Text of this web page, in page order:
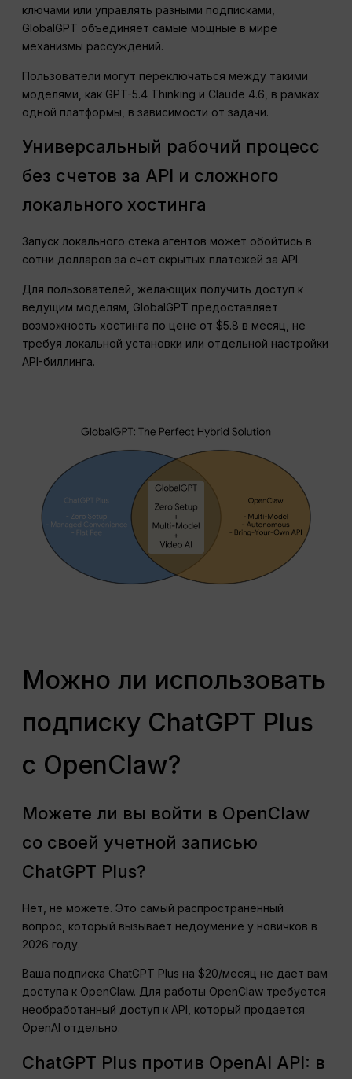
ключами или управлять разными подписками,
GlobalGPT объединяет самые мощные в мире
механизмы рассуждений.
Пользователи могут переключаться между такими
моделями, как GPT-5.4 Thinking и Claude 4.6, в рамках
одной платформы, в зависимости от задачи.
Универсальный рабочий процесс
без счетов за API и сложного
локального хостинга
Запуск локального стека агентов может обойтись в
сотни долларов за счет скрытых платежей за API.
Для пользователей, желающих получить доступ к
ведущим моделям, GlobalGPT предоставляет
возможность хостинга по цене от $5.8 в месяц, не
требуя локальной установки или отдельной настройки
API-биллинга.
Можно ли использовать
подписку ChatGPT Plus
с OpenClaw?
Можете ли вы войти в OpenClaw
со своей учетной записью
ChatGPT Plus?
Нет, не можете. Это самый распространенный
вопрос, который вызывает недоумение у новичков в
2026 году.
Ваша подписка ChatGPT Plus на $20/месяц не дает вам
доступа к OpenClaw. Для работы OpenClaw требуется
необработанный доступ к API, который продается
OpenAI отдельно.
ChatGPT Plus против OpenAI API: в